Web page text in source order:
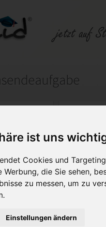
ist uns
Cookies und
die Sie sehen,
zu messen, um zu
Einstellungen ändern
Englisch
1- mit Lösung.
zu
als Hilfestellung oder
ist